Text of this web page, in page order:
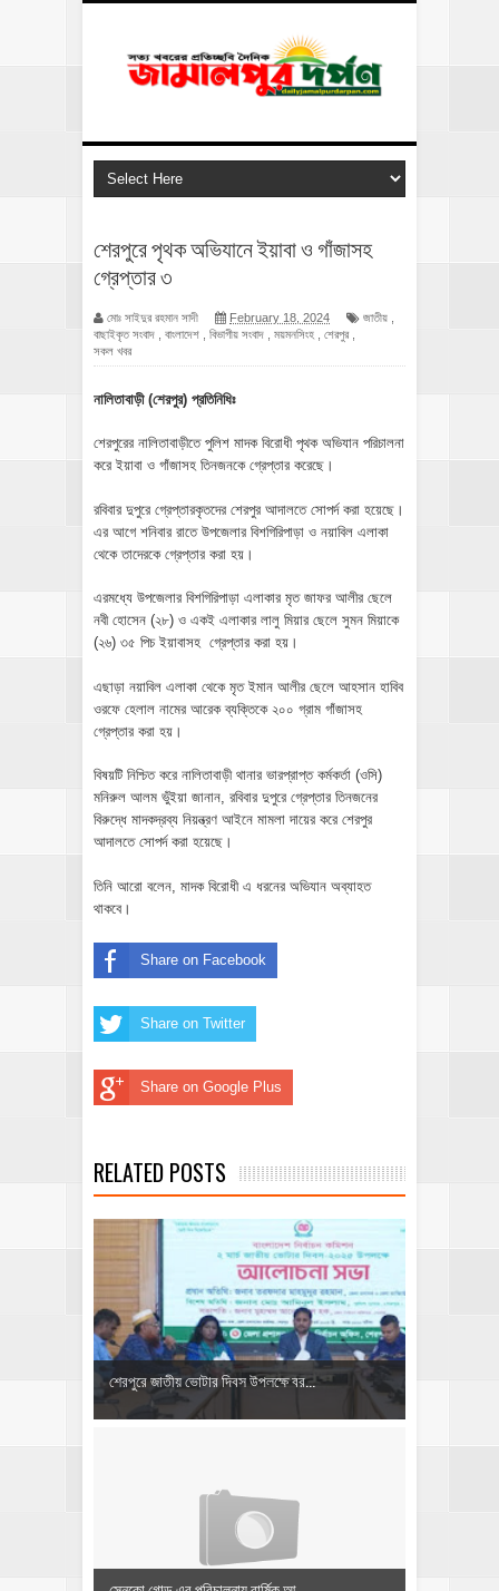
শেরপুরে পৃথক অভিযানে ইয়াবা ও গাঁজাসহ
গ্রেপ্তার ৩
মোঃ সাইদুর রহমান সাদী February 18, 2024 জাতীয়
বাছাইকৃত সংবাদ
বাংলাদেশ বিভাগীয় সংবাদ ময়মনসিংহ শেরপুর
সকল খবর
নালিতাবাড়ী (শেরপুর) প্রতিনিধিঃ
শেরপুরের নালিতাবাড়ীতে পুলিশ মাদক বিরোধী পৃথক অভিযান পরিচালনা
করে ইয়াবা ও গাঁজাসহ তিনজনকে গ্রেপ্তার করেছে।
রবিবার দুপুরে গ্রেপ্তারকৃতদের শেরপুর আদালতে সোপর্দ করা হয়েছে।
এর আগে শনিবার রাতে উপজেলার বিশগিরিপাড়া ও নয়াবিল এলাকা
থেকে তাদেরকে গ্রেপ্তার করা হয়।
এরমধ্যে উপজেলার বিশগিরিপাড়া এলাকার মৃত জাফর আলীর ছেলে
নবী হোসেন (২৮) ও একই এলাকার লালু মিয়ার ছেলে সুমন মিয়াকে
(২৬) ৩৫ পিচ ইয়াবাসহ গ্রেপ্তার করা হয়।
এছাড়া নয়াবিল এলাকা থেকে মৃত ইমান আলীর ছেলে আহসান হাবিব
ওরফে হেলাল নামের আরেক ব্যক্তিকে ২০০ গ্রাম গাঁজাসহ
গ্রেপ্তার করা হয়।
বিষয়টি নিশ্চিত করে নালিতাবাড়ী থানার ভারপ্রাপ্ত কর্মকর্তা (ওসি)
মনিরুল আলম ভুঁইয়া জানান, রবিবার দুপুরে গ্রেপ্তার তিনজনের
বিরুদ্ধে মাদকদ্রব্য নিয়ন্ত্রণ আইনে মামলা দায়ের করে শেরপুর
আদালতে সোপর্দ করা হয়েছে।
তিনি আরো বলেন, মাদক বিরোধী এ ধরনের অভিযান অব্যাহত
থাকবে।
Share on Facebook
Share on Twitter
Share on Google Plus
RELATED POSTS
শেরপুরে জাতীয় ভোটার দিবস উপলক্ষে বর...